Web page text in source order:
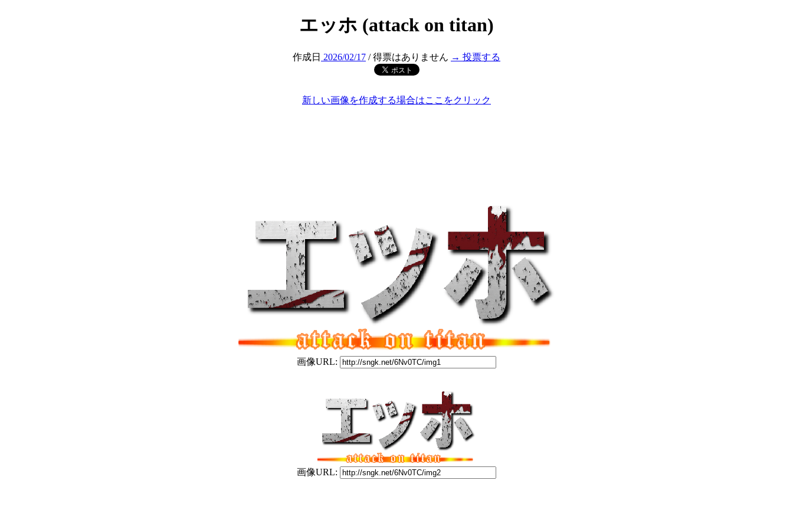
エッホ (attack on titan)
作成日 2026/02/17 / 得票はありません → 投票する
新しい画像を作成する場合はここをクリック
画像URL:
画像URL: